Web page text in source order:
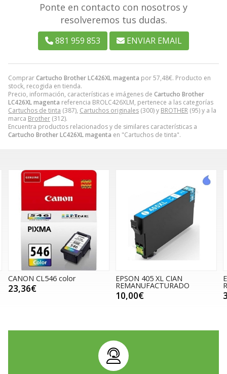
ComprarCartucho Brother LC426XL magenta por57,48€. Producto en
stock, recogida en tienda.
Precio, información, características e imágenes de Cartucho Brother
LC426XL magenta referencia BROLC426XLM, pertenece a las categorías
Cartuchos de tinta (387), Cartuchos originales (300) y BROTHER (95) y a la
marca Brother (312).
Encuentra productos relacionados y de similares características a
Cartucho Brother LC426XL magenta en "Cartuchos de tinta".
Ponte en contacto con nosotros y
resolveremos tus dudas.
881 959 853 ENVIAR EMAIL
CL546 color EPSON 405 XL CIAN
REMANUFACTURADO
10,00€